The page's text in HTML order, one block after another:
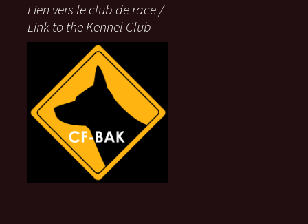
Lien vers le club de race /
Link to the Kennel Club